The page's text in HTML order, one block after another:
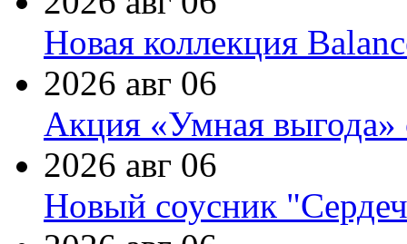
Новая коллекция
2026 авг 06
Акция «Умная выгода»
2026 авг 06
Новый соусник